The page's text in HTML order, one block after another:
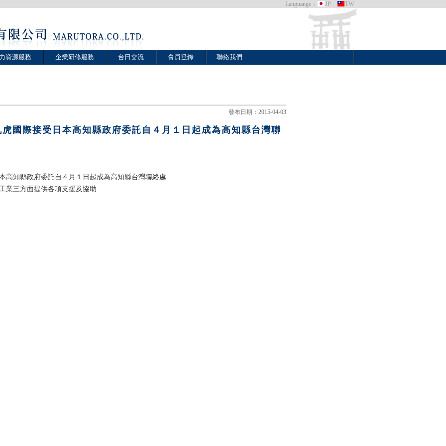
Languange： JP TW
資源服務 企業研修服務 台日交流 會員登錄 聯絡我們
發布日期：2015-04-03
虎國際接受日本高知縣政府委託自４月１日起成為高知縣台灣聯
高知縣政府委託自４月１日起成為高知縣台灣聯絡處
業三方面提供各項支援及協助